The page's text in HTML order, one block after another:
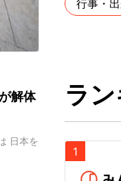
解体
日本を
行事・
ラ